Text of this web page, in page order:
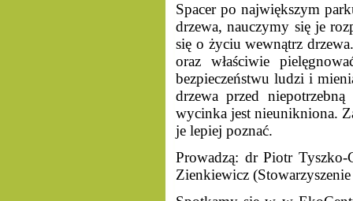
Spacer po największym
drzewa, nauczymy się je
się o życiu wewnątrz
oraz właściwie
bezpieczeństwu ludzi i
drzewa przed
wycinka jest nieunikniona.
je lepiej poznać.
Prowadzą: dr Piotr
Zienkiewicz